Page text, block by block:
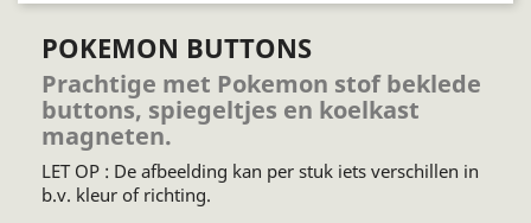
POKEMON BUTTONS
Prachtige met Pokemon stof beklede
buttons, spiegeltjes en koelkast
magneten.
LET OP : De afbeelding kan per stuk iets verschillen in
b.v. kleur of richting.